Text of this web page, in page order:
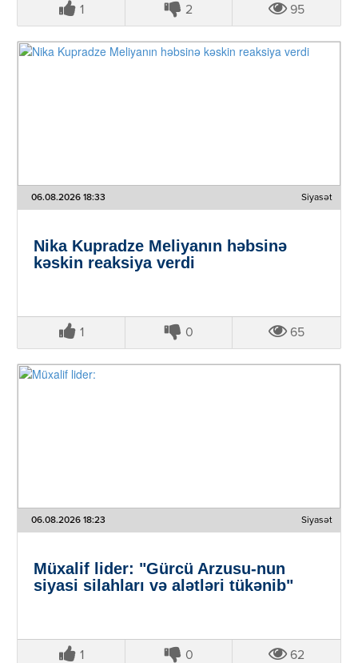
1 2 95
06.08.2026 18:33 Siyasət
Nika Kupradze Meliyanın həbsinə
kəskin reaksiya verdi
1 0 65
06.08.2026 18:23 Siyasət
Müxalif lider: "Gürcü Arzusu-nun
siyasi silahları və alətləri tükənib"
1 0 62